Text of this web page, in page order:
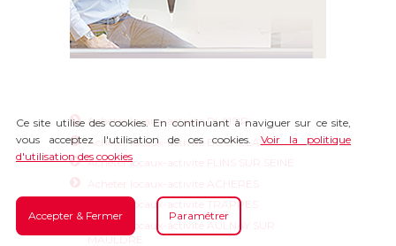
Acheter locaux-activite PLAISIR
Acheter locaux-activite BUCHELAY
Acheter locaux-activite FLINS SUR SEINE
Acheter locaux-activite ACHERES
Acheter locaux-activite TRAPPES
Acheter locaux-activite AULNAY SUR
MAULDRE
Ce site utilise des cookies. En continuant à naviguer sur ce site,
vous acceptez l'utilisation de ces cookies. Voir la politique
d'utilisation des cookies
Accepter & Fermer Paramétrer